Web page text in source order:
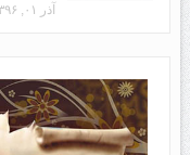
آذر ۰۱, ۱۳۹۶